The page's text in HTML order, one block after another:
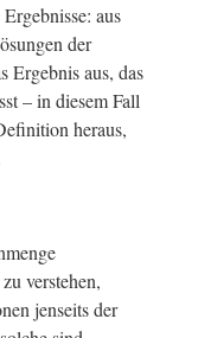
aus
der
Ergebnis aus, das
– in diesem Fall
heraus,
verstehen,
jenseits der